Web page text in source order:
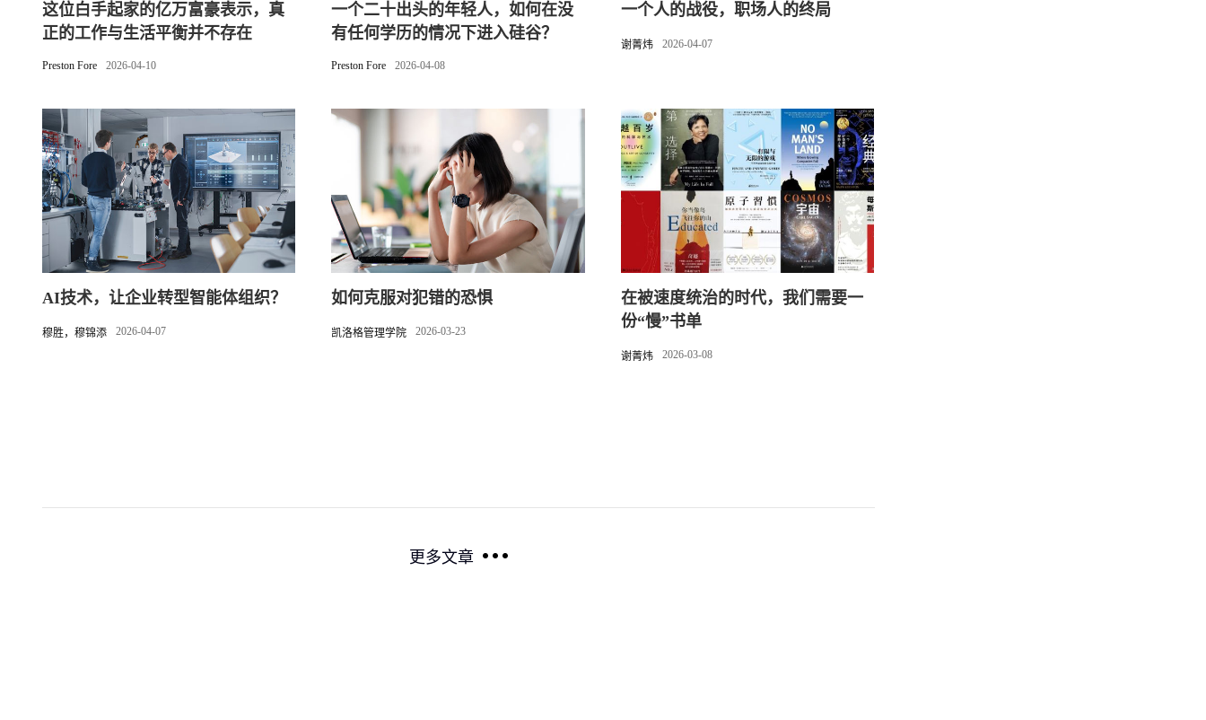
这位白手起家的亿万富豪表示，真
正的工作与生活平衡并不存在
Preston Fore 2026-04-10
一个二十出头的年轻人，如何在没
有任何学历的情况下进入硅谷？
Preston Fore 2026-04-08
一个人的战役，职场人的终局
谢菁炜 2026-04-07
AI技术，让企业转型智能体组织？
穆胜，穆锦添 2026-04-07
如何克服对犯错的恐惧
凯洛格管理学院 2026-03-23
在被速度统治的时代，我们需要一
份“慢”书单
谢菁炜 2026-03-08
更多文章